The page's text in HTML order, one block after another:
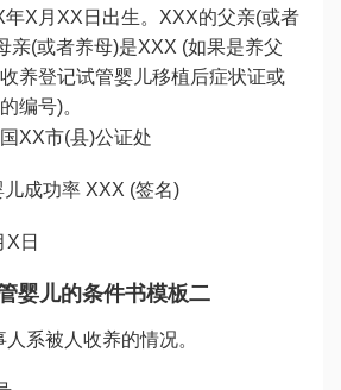
年X月XX日出生。XXX的父亲(或者
亲(或者养母)是XXX (如果是养父
养登记试管婴儿移植后症状证或
编号)。
XX市(县)公证处
儿成功率 XXX (签名)
X日
婴儿的条件书模板二
系被人收养的情况。